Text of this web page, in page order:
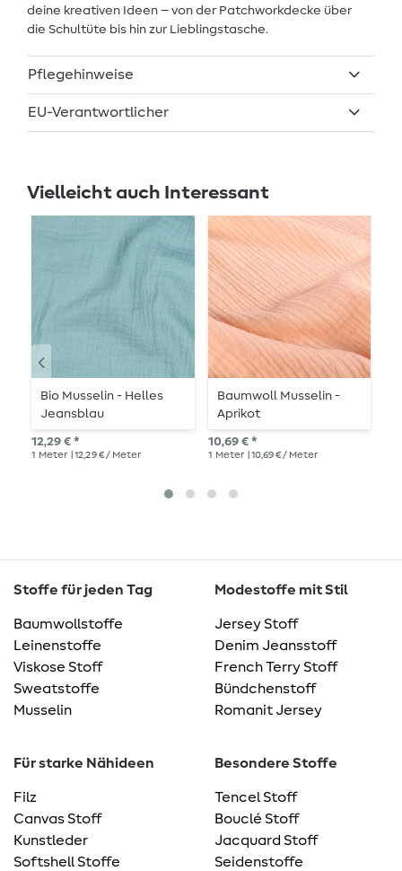
deine kreativen Ideen – von der Patchworkdecke über
die Schultüte bis hin zur Lieblingstasche.
Pflegehinweise
EU-Verantwortlicher
Vielleicht auch Interessant
Bio Musselin - Helles
Jeansblau
12,29 € *
1 Meter | 12,29 € / Meter
Baumwoll Musselin -
Aprikot
10,69 € *
1 Meter | 10,69 € / Meter
Stoffe für jeden Tag
Baumwollstoffe
Leinenstoffe
Viskose Stoff
Sweatstoffe
Musselin
Modestoffe mit Stil
Jersey Stoff
Denim Jeansstoff
French Terry Stoff
Bündchenstoff
Romanit Jersey
Für starke Nähideen
Filz
Canvas Stoff
Kunstleder
Softshell Stoffe
Besondere Stoffe
Tencel Stoff
Bouclé Stoff
Jacquard Stoff
Seidenstoffe